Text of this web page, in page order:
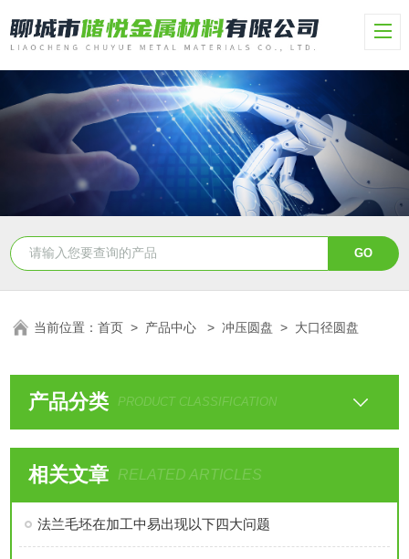
当前位置：首页 > 产品中心 >冲压圆盘 > 大口径圆盘
产品分类 PRODUCT CLASSIFICATION
相关文章 RELATED ARTICLES
法兰毛坯在加工中易出现以下四大问题